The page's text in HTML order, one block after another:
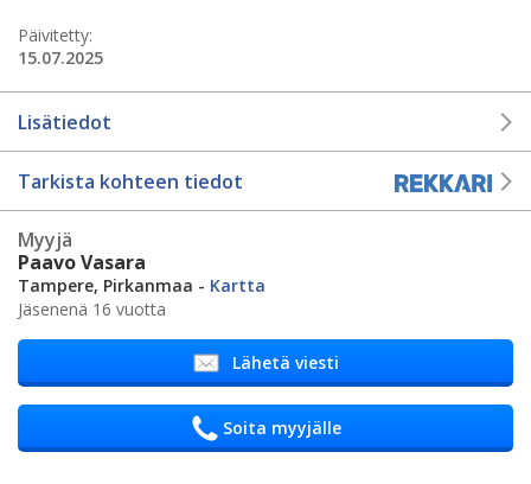
Päivitetty:
15.07.2025
Lisätiedot
Tarkista kohteen tiedot
Myyjä
Paavo Vasara
Tampere, Pirkanmaa - Kartta
Jäsenenä 16 vuotta
Lähetä viesti
Soita myyjälle